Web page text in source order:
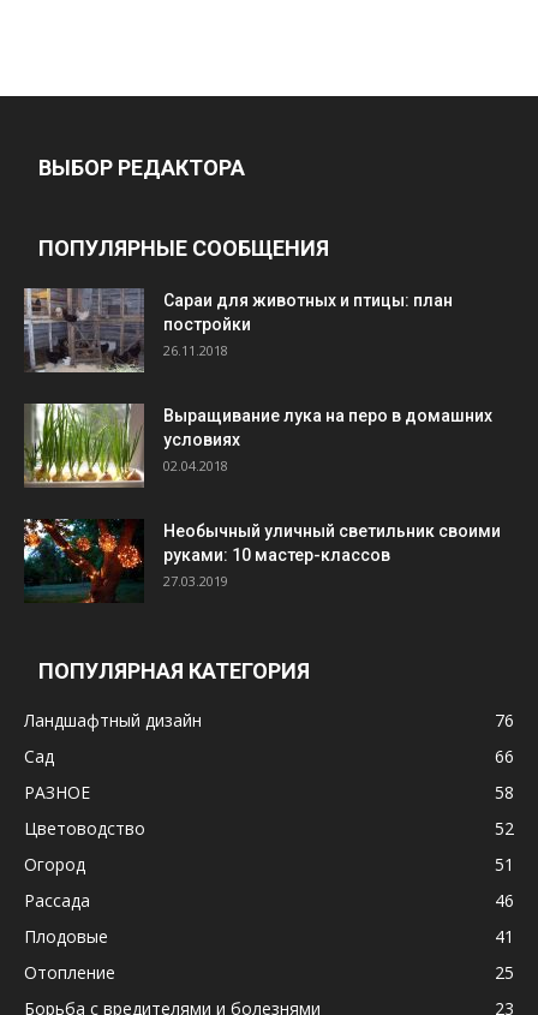
ВЫБОР РЕДАКТОРА
ПОПУЛЯРНЫЕ СООБЩЕНИЯ
Cараи для животных и птицы: план
постройки
26.11.2018
Выращивание лука на перо в домашних
условиях
02.04.2018
Необычный уличный светильник своими
руками: 10 мастер-классов
27.03.2019
ПОПУЛЯРНАЯ КАТЕГОРИЯ
Ландшафтный дизайн
76
Сад
66
РАЗНОЕ
58
Цветоводство
52
Огород
51
Рассада
46
Плодовые
41
Отопление
25
Борьба с вредителями и болезнями
23